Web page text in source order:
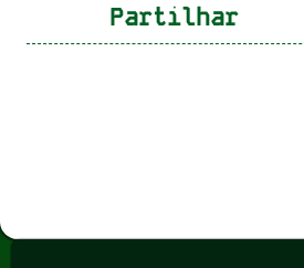
Partilhar